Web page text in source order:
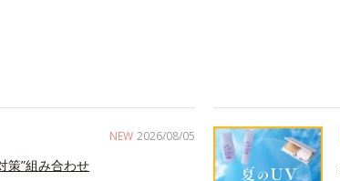
NEW 2026/08/05
策”組み合わせ